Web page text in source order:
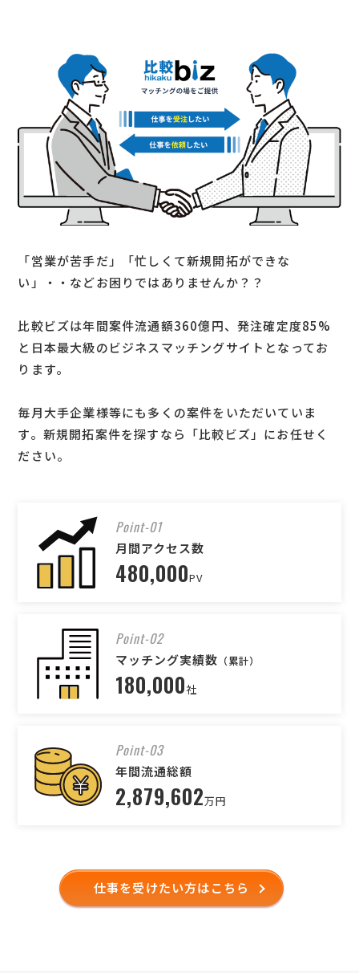
「営業が苦手だ」「忙しくて新規開拓ができな
い」・・などお困りではありませんか？？
比較ビズは年間案件流通額360億円、発注確定度85%
と日本最大級のビジネスマッチングサイトとなってお
ります。
毎月大手企業様等にも多くの案件をいただいていま
す。新規開拓案件を探すなら「比較ビズ」にお任せく
ださい。
Point-01
月間アクセス数
480,000PV
Point-02
マッチング実績数 （累計）
180,000社
Point-03
年間流通総額
2,879,602万円
仕事を受けたい方はこちら